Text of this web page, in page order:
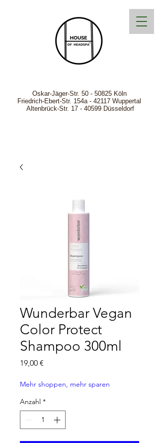
Oskar-Jäger-Str. 50 - 50825Köln
Friedrich-Ebert-Str. 154a - 42117 Wuppertal
Altenbrück-Str. 17 - 40599 Düsseldorf
Wunderbar Vegan
Color Protect
Shampoo 300ml
19,00 €
Mehr shoppen, mehr sparen
Anzahl *